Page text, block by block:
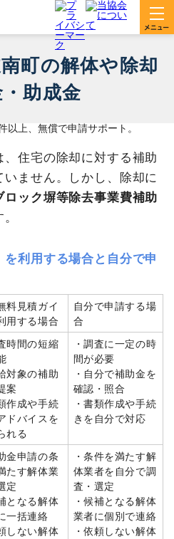
町の解体や除却
助成金
住宅の除却に対する補助
ません。しかし、除却に
ロック塀等除去事業費補助
を利用する場合と自分で申
料見積ガイ
用する場合
自分で申請する場
合
時間の短縮
対象の補助
案
作成や手続
ドバイスを
れる
・調査に一定の時
間が必要
・自分で補助金を
確認・照合
・書類作成や手続
きを自分で対応
金申請の条
たす解体業
定
となる解体
一括連絡
しない解体
・条件を満たす解
体業者を自分で調
査・選定
・候補となる解体
業者に個別で連絡
・依頼しない解体